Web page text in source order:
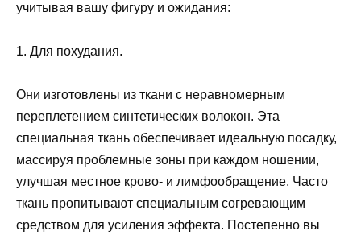
учитывая вашу фигуру и ожидания:
1. Для похудания.
Они изготовлены из ткани с неравномерным
переплетением синтетических волокон. Эта
специальная ткань обеспечивает идеальную посадку,
массируя проблемные зоны при каждом ношении,
улучшая местное крово- и лимфообращение. Часто
ткань пропитывают специальным согревающим
средством для усиления эффекта. Постепенно вы